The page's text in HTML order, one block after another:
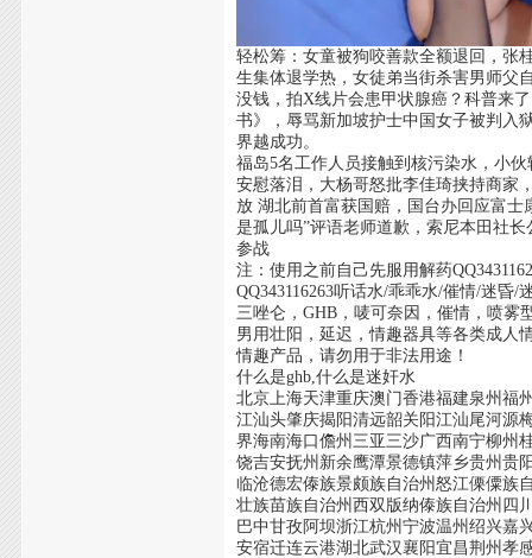
轻松筹：女童被狗咬善款全额退回，张
生集体退学热，女徒弟当街杀害男师父
没钱，拍X线片会患甲状腺癌？科普来
书》，辱骂新加坡护士中国女子被判入
界越成功。
福岛5名工作人员接触到核污染水，小
安慰落泪，大杨哥怒批李佳琦挟持商家
放 湖北前首富获国赔，国台办回应富
是孤儿吗”评语老师道歉，索尼本田社
参战
注：使用之前自己先服用解药
QQ343116263听话水/乖乖水/催情/迷昏
三唑仑，GHB，唛可奈因，催情，喷雾
男用壮阳，延迟，情趣器具等各类成人
情趣产品，请勿用于非法用途！
什么是ghb,什么是迷奸水
北京上海天津重庆澳门香港福建泉州福
江汕头肇庆揭阳清远韶关阳江汕尾河源
界海南海口儋州三亚三沙广西南宁柳州
饶吉安抚州新余鹰潭景德镇萍乡贵州贵
临沧德宏傣族景颇族自治州怒江傈僳族
壮族苗族自治州西双版纳傣族自治州四
巴中甘孜阿坝浙江杭州宁波温州绍兴嘉
安宿迁连云港湖北武汉襄阳宜昌荆州孝